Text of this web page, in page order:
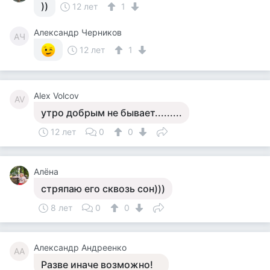
)) 12 лет 1
АЧ
Александр Черников
12 лет
1
AV Alex Volcov
утро добрым не бывает.........
12 лет 0 0
Алёна
стряпаю его сквозь сон)))
8 лет 0 0
АА Александр Андреенко
Разве иначе возможно!